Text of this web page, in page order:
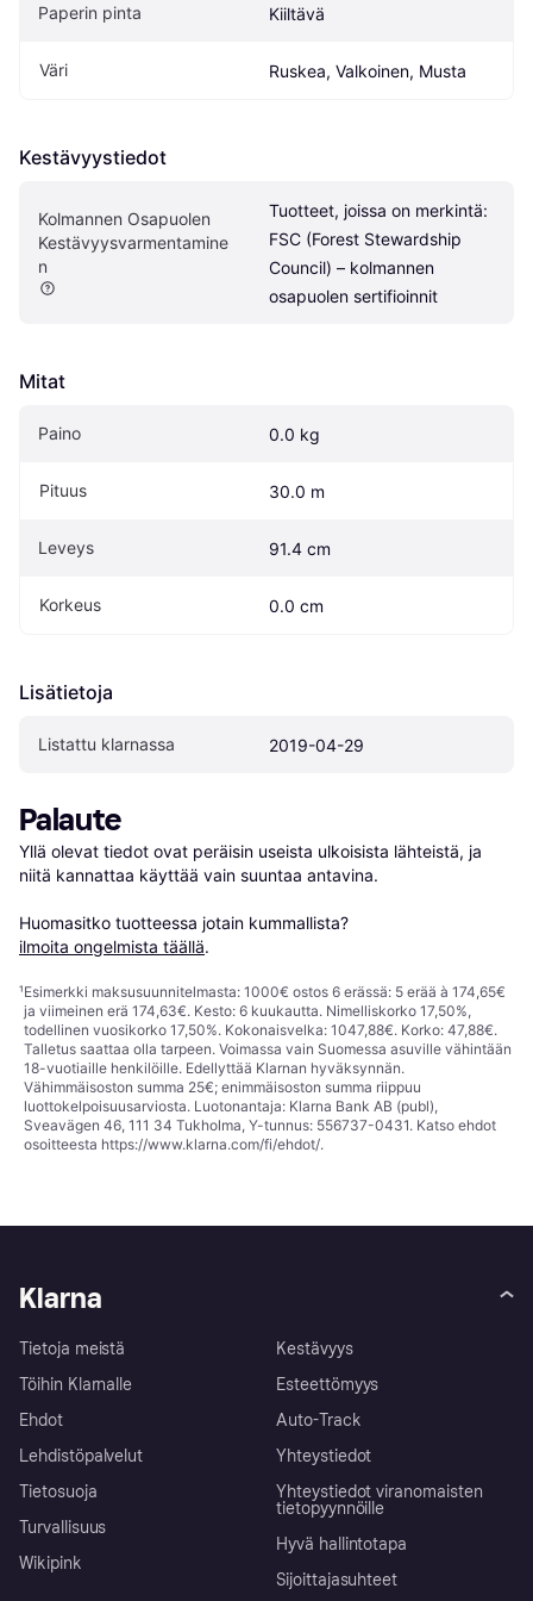
Paperin pinta Kiiltävä
Väri Ruskea, Valkoinen, Musta
Kestävyystiedot
Kolmannen Osapuolen
Kestävyysvarmentamine
n
Tuotteet, joissa on merkintä:
FSC (Forest Stewardship
Council) – kolmannen
osapuolen sertifioinnit
Mitat
Paino 0.0 kg
Pituus 30.0 m
Leveys 91.4 cm
Korkeus 0.0 cm
Lisätietoja
Listattu klarnassa 2019-04-29
Palaute
Yllä olevat tiedot ovat peräisin useista ulkoisista lähteistä, ja
niitä kannattaa käyttää vain suuntaa antavina.
Huomasitko tuotteessa jotain kummallista?
ilmoita ongelmista täällä.
¹Esimerkki maksusuunnitelmasta: 1000€ ostos 6 erässä: 5 erää à 174,65€
ja viimeinen erä 174,63€. Kesto: 6 kuukautta. Nimelliskorko 17,50%,
todellinen vuosikorko 17,50%. Kokonaisvelka: 1047,88€. Korko: 47,88€.
Talletus saattaa olla tarpeen. Voimassa vain Suomessa asuville vähintään
18-vuotiaille henkilöille. Edellyttää Klarnan hyväksynnän.
Vähimmäisoston summa 25€; enimmäisoston summa riippuu
luottokelpoisuusarviosta. Luotonantaja: Klarna Bank AB (publ),
Sveavägen 46, 111 34 Tukholma, Y-tunnus: 556737-0431. Katso ehdot
osoitteesta https://www.klarna.com/fi/ehdot/.
Klarna
Tietoja meistä
Töihin Klarnalle
Ehdot
Lehdistöpalvelut
Tietosuoja
Turvallisuus
Wikipink
Kestävyys
Esteettömyys
Auto-Track
Yhteystiedot
Yhteystiedot viranomaisten
tietopyynnöille
Hyvä hallintotapa
Sijoittajasuhteet